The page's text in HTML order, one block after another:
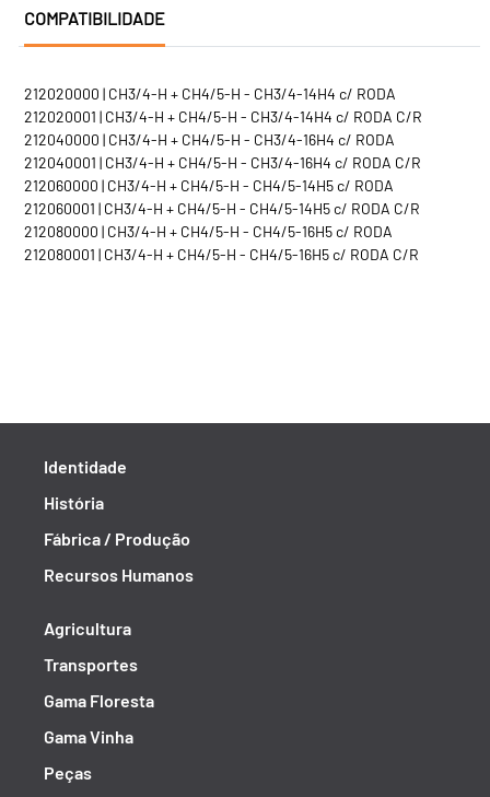
COMPATIBILIDADE
212020000 | CH3/4-H + CH4/5-H - CH3/4-14H4 c/ RODA
212020001 | CH3/4-H + CH4/5-H - CH3/4-14H4 c/ RODA C/R
212040000 | CH3/4-H + CH4/5-H - CH3/4-16H4 c/ RODA
212040001 | CH3/4-H + CH4/5-H - CH3/4-16H4 c/ RODA C/R
212060000 | CH3/4-H + CH4/5-H - CH4/5-14H5 c/ RODA
212060001 | CH3/4-H + CH4/5-H - CH4/5-14H5 c/ RODA C/R
212080000 | CH3/4-H + CH4/5-H - CH4/5-16H5 c/ RODA
212080001 | CH3/4-H + CH4/5-H - CH4/5-16H5 c/ RODA C/R
Identidade
História
Fábrica / Produção
Recursos Humanos
Agricultura
Transportes
Gama Floresta
Gama Vinha
Peças